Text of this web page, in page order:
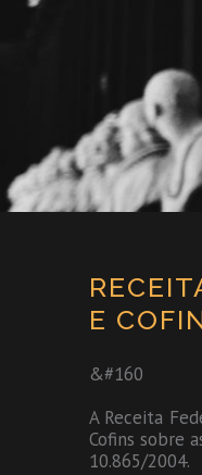
E
&#160
A Receita
Cofins sobre
10.865/2004.